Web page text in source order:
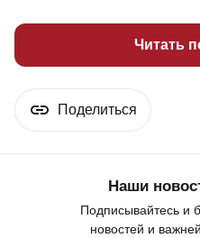
Читать
Поделиться
Наши
Подписывайтесь и
новостей и